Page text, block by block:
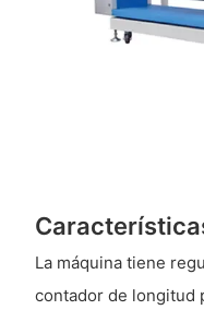
La máquina tiene
contador de longitud